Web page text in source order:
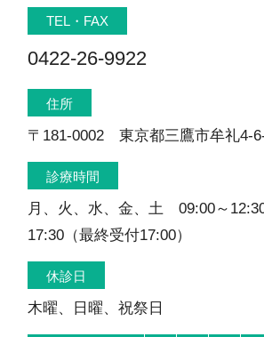
TEL・FAX
0422-26-9922
住所
〒181-0002 東京都三鷹市牟礼4-
診療時間
月、火、水、金、土 09:00～
17:30（最終受付17:00）
休診日
木曜、日曜、祝祭日